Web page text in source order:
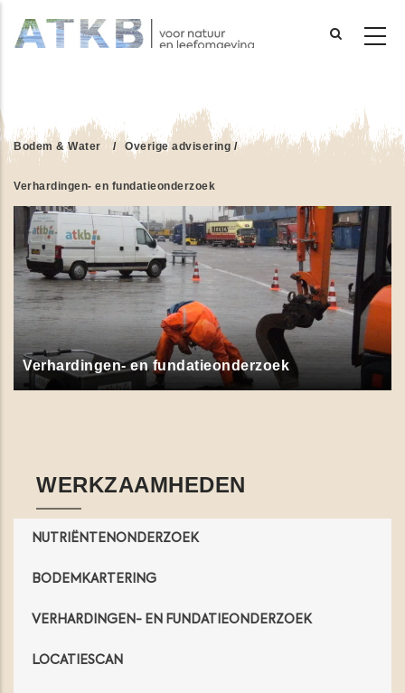
naar
de
inhoud
Bodem & Water / Overige advisering /
Verhardingen- en fundatieonderzoek
Verhardingen- en fundatieonderzoek
WERKZAAMHEDEN
NUTRIËNTENONDERZOEK
BODEMKARTERING
VERHARDINGEN- EN FUNDATIEONDERZOEK
LOCATIESCAN